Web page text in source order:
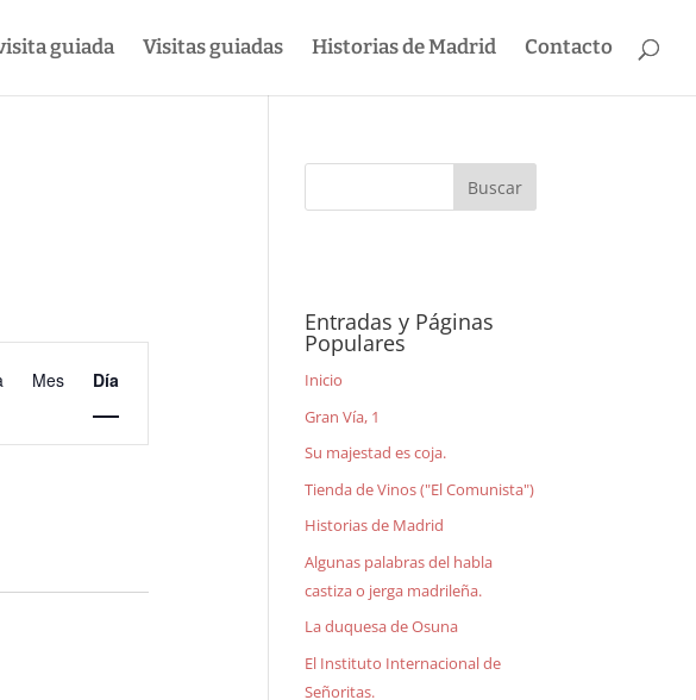
guiada Visitas guiadas Historias de Madrid Contacto
Navegación
de
vistas
Mes Día
Entradas y Páginas
Populares
Inicio
Gran Vía, 1
Su majestad es coja.
Tienda de Vinos ("El Comunista")
Historias de Madrid
Algunas palabras del habla
castiza o jerga madrileña.
La duquesa de Osuna
El Instituto Internacional de
Señoritas.